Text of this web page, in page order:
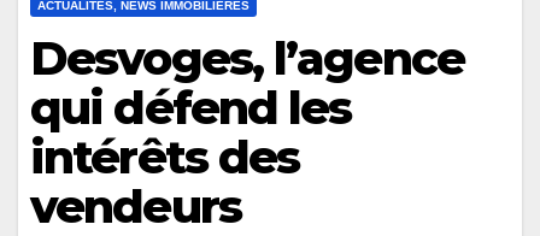
ACTUALITÉS, NEWS IMMOBILIÈRES
Desvoges, l’agence
qui défend les
intérêts des
vendeurs